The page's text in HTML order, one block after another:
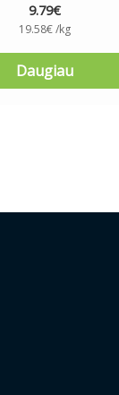
9.79€
19.58€/kg
Daugiau